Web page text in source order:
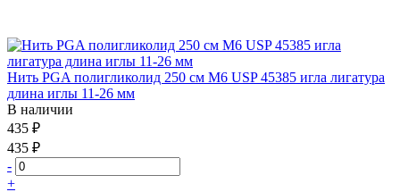
Нить PGA полигликолид 250 см М6 USP 45385 игла лигатура
длина иглы 11-26 мм
В наличии
435 ₽
435 ₽
-
+